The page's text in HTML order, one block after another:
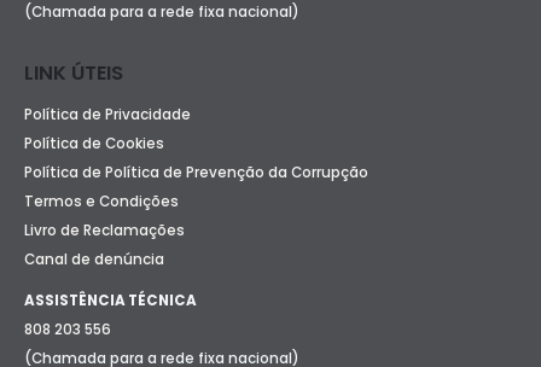
(Chamada para a rede fixa nacional)
LINK ÚTEIS
Política de Privacidade
Política de Cookies
Política de Política de Prevenção da Corrupção
Termos e Condições
Livro de Reclamações
Canal de denúncia
ASSISTÊNCIA TÉCNICA
808 203 556
(Chamada para a rede fixa nacional)